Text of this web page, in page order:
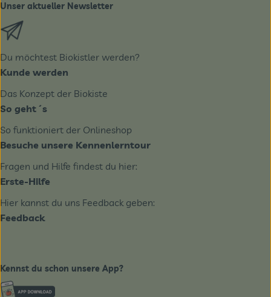
Unser aktueller Newsletter
Du möchtest Biokistler werden?
Kunde werden
Das Konzept der Biokiste
So geht´s
So funktioniert der Onlineshop
Besuche unsere Kennenlerntour
Fragen und Hilfe findest du hier:
Erste-Hilfe
Hier kannst du uns Feedback geben:
Feedback
Kennst du schon unsere App?
Externer Link zu https://www.biobote-